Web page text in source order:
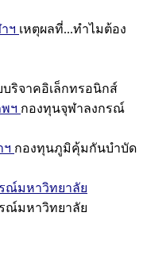
ฯ เหตุผลที่...ทำไมต้อง
บริจาคอิเล็กทรอนิกส์
ฯ กองทุนจุฬาลงกรณ์
ฯ กองทุนภูมิคุ้มกันบำบัด
ณ์มหาวิทยาลัย
ณ์มหาวิทยาลัย